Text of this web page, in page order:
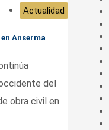
Actualidad
Anserma
del
obra civil en